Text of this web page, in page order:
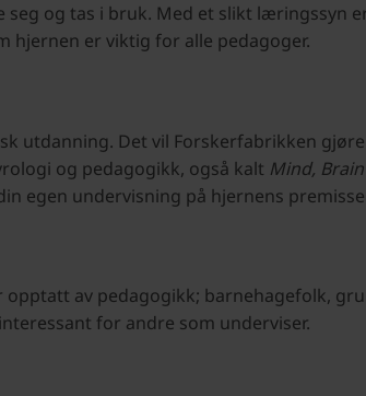
og tas i bruk. Med et slikt læringssyn
hjernen er viktig for alle pedagoger.
utdanning. Det vil Forskerfabrikken
og pedagogikk, også kalt Mind,
egen undervisning på hjernens
av pedagogikk; barnehagefolk,
for andre som underviser.